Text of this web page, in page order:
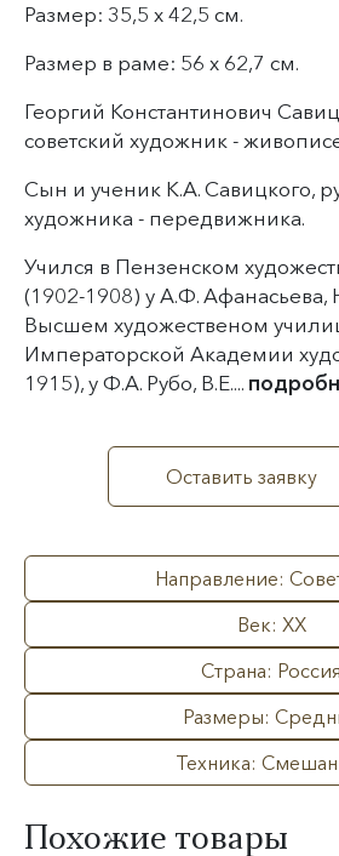
Размер: 35,5 х 42,5 см.
Размер в раме: 56 х 62,7 см.
Георгий Константинович
советский художник -
Сын и ученик К.А. Савицкого,
художника - передвижника.
Учился в Пензенском
(1902-1908) у А.Ф. Афанасьева,
Высшем художественом
Императорской Академии
1915), у Ф.А. Рубо, В.Е....
Оставить заявку
Направление:
Век: XX
Страна: Россия
Размеры:
Техника:
Похожие товары